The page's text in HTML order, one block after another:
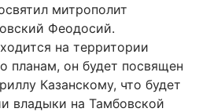
митрополит
Феодосий.
на территории
планам, он будет посвящен
Казанскому, что будет
владыки на Тамбовской